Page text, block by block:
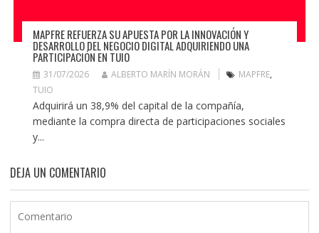
MAPFRE REFUERZA SU APUESTA POR LA INNOVACIÓN Y
DESARROLLO DEL NEGOCIO DIGITAL ADQUIRIENDO UNA
PARTICIPACIÓN EN TUIO
31/07/2026 ALBERTO MARÍN MORÁN MAPFRE,
TUIO
Adquirirá un 38,9% del capital de la compañía,
mediante la compra directa de participaciones sociales
y...
DEJA UN COMENTARIO